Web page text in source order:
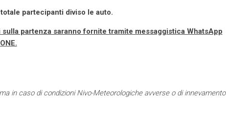
partecipanti diviso le auto.
partenza saranno fornite tramite messaggistica WhatsApp
in caso di condizioni Nivo-Meteorologiche avverse o di innevamento